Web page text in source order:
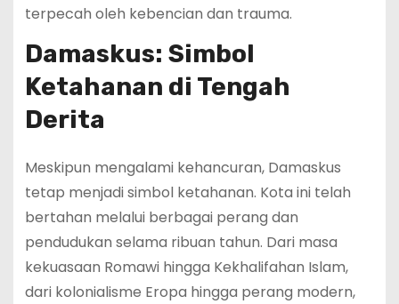
terpecah oleh kebencian dan trauma.
Damaskus: Simbol
Ketahanan di Tengah
Derita
Meskipun mengalami kehancuran, Damaskus
tetap menjadi simbol ketahanan. Kota ini telah
bertahan melalui berbagai perang dan
pendudukan selama ribuan tahun. Dari masa
kekuasaan Romawi hingga Kekhalifahan Islam,
dari kolonialisme Eropa hingga perang modern,